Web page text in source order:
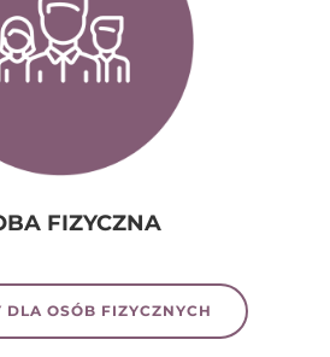
FIZYCZNA
DLA OSÓB FIZYCZNYCH